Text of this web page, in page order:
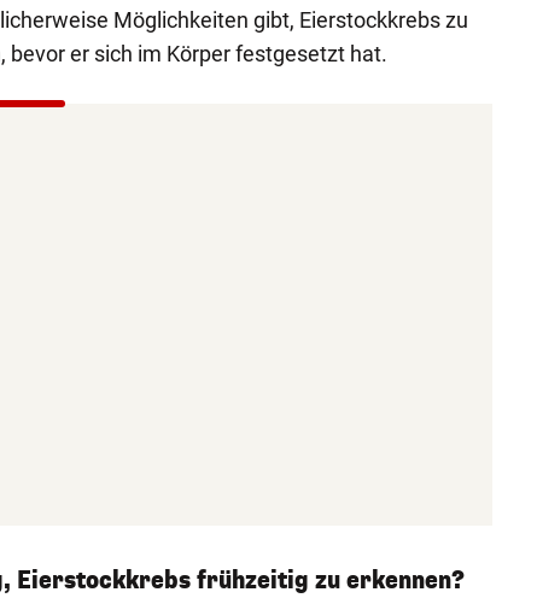
Möglichkeiten gibt, Eierstockkrebs zu
bevor er sich im Körper festgesetzt hat.
Eierstockkrebs frühzeitig zu erkennen?